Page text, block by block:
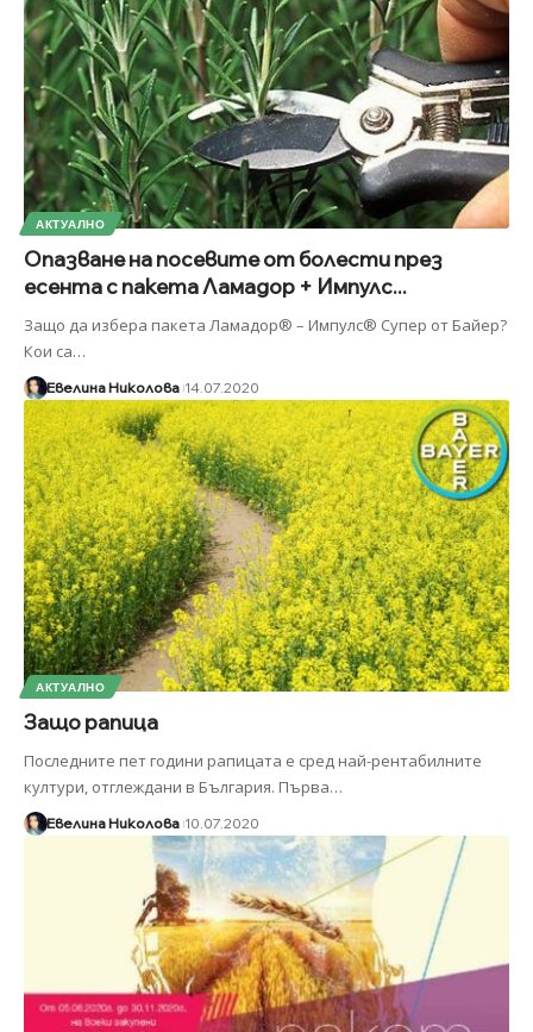
АКТУАЛНО
Опазване на посевите от болести през
есента с пакета Ламадор + Импулс...
Защо да избера пакета Ламадор® – Импулс® Супер от Байер?
Кои са…
Евелина Николова 14.07.2020
АКТУАЛНО
Защо рапица
Последните пет години рапицата е сред най-рентабилните
култури, отглеждани в България. Първа…
Евелина Николова 10.07.2020